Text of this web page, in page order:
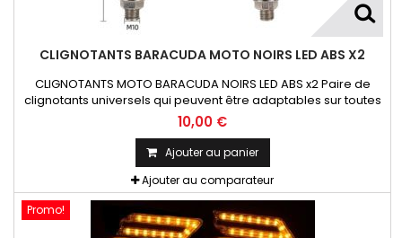
CLIGNOTANTS BARACUDA MOTO NOIRS LED ABS X2
CLIGNOTANTS MOTO BARACUDA NOIRS LED ABS x2 Paire de
clignotants universels qui peuvent être adaptables sur toutes
motos ou scooters
10,00 €
Ajouter au panier
Ajouter au comparateur
Promo!